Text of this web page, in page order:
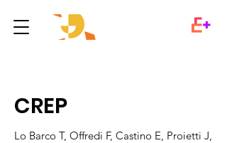
CREP
Lo Barco T, Offredi F, Castino E, Proietti J,